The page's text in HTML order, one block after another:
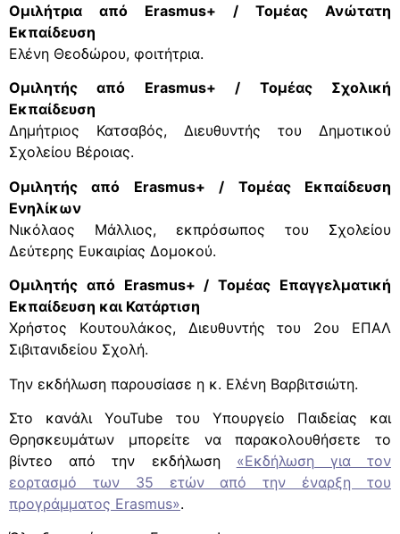
Ομιλήτρια από Erasmus+ / Τομέας Ανώτατη
Εκπαίδευση
Ελένη Θεοδώρου, φοιτήτρια.
Ομιλητής από Erasmus+ / Τομέας Σχολική
Εκπαίδευση
Δημήτριος Κατσαβός, Διευθυντής του Δημοτικού
Σχολείου Βέροιας.
Ομιλητής από Erasmus+ / Τομέας Εκπαίδευση
Ενηλίκων
Νικόλαος Μάλλιος, εκπρόσωπος του Σχολείου
Δεύτερης Ευκαιρίας Δομοκού.
Ομιλητής από Erasmus+ / Τομέας Επαγγελματική
Εκπαίδευση και Κατάρτιση
Χρήστος Κoυτουλάκος, Διευθυντής του 2ου ΕΠΑΛ
Σιβιτανιδείου Σχολή.
Την εκδήλωση παρουσίασε η κ. Ελένη Βαρβιτσιώτη.
Στο κανάλι YouTube του Υπουργείο Παιδείας και
Θρησκευμάτων μπορείτε να παρακολουθήσετε το
βίντεο από την εκδήλωση «Εκδήλωση για τον
εορτασμό των 35 ετών από την έναρξη του
προγράμματος Erasmus».